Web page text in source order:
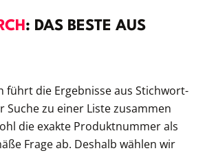
: DAS BESTE AUS
führt die Ergebnisse aus Stichwort-
Suche zu einer Liste zusammen
die exakte Produktnummer als
Frage ab. Deshalb wählen wir